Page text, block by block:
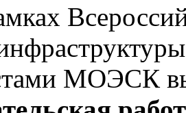
МОЭСК